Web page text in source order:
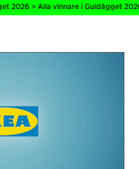
> Alla vinnare i Guldägget